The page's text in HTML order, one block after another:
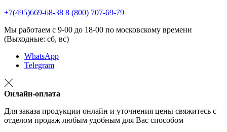
+7(495)669-68-38 8 (800) 707-69-79
Мы работаем с 9-00 до 18-00 по московскому времени
(Выходные: сб, вс)
WhatsApp
Telegram
Онлайн-оплата
Для заказа продукции онлайн и уточнения цены свяжитесь с
отделом продаж любым удобным для Вас способом